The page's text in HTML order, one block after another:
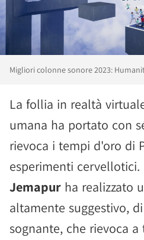
Migliori colonne sonore 2023:
La follia in realtà
umana ha portato con
rievoca i tempi d'oro di
esperimenti cervellotici.
Jemapur ha realizzato
altamente suggestivo,
sognante, che rievoca